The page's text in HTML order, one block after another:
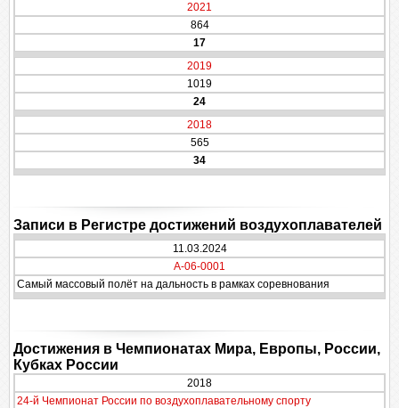
2021
864
17
2019
1019
24
2018
565
34
Записи в Регистре достижений воздухоплавателей
11.03.2024
A-06-0001
Самый массовый полёт на дальность в рамках соревнования
Достижения в Чемпионатах Мира, Европы, России,
Кубках России
2018
24-й Чемпионат России по воздухоплавательному спорту